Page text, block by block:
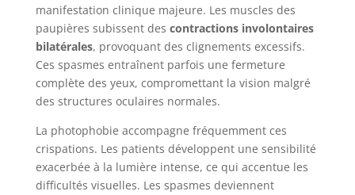
manifestation clinique majeure. Les muscles des
paupières subissent des contractions involontaires
bilatérales, provoquant des clignements excessifs.
Ces spasmes entraînent parfois une fermeture
complète des yeux, compromettant la vision malgré
des structures oculaires normales.
La photophobie accompagne fréquemment ces
crispations. Les patients développent une sensibilité
exacerbée à la lumière intense, ce qui accentue les
difficultés visuelles. Les spasmes deviennent